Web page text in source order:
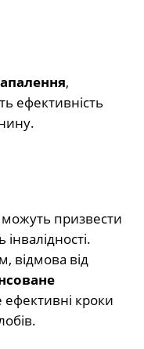
,
ефективність
можуть призвести
відмова від
кроки